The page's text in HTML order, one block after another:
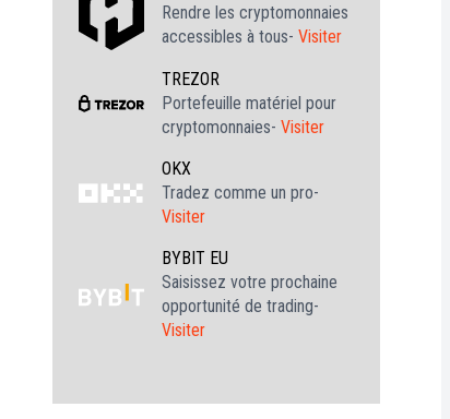
Rendre les cryptomonnaies
accessibles à tous- Visiter
TREZOR
Portefeuille matériel pour
cryptomonnaies- Visiter
OKX
Tradez comme un pro-
Visiter
BYBIT EU
Saisissez votre prochaine
opportunité de trading-
Visiter